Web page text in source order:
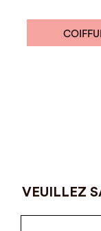
VEUILLEZ